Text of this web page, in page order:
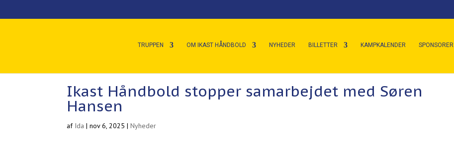
TRUPPEN OM IKAST HÅNDBOLD NYHEDER BILLETTER KAMPKALENDER SPONSORER
Ikast Håndbold stopper samarbejdet med Søren
Hansen
af Ida |nov 6, 2025 |Nyheder